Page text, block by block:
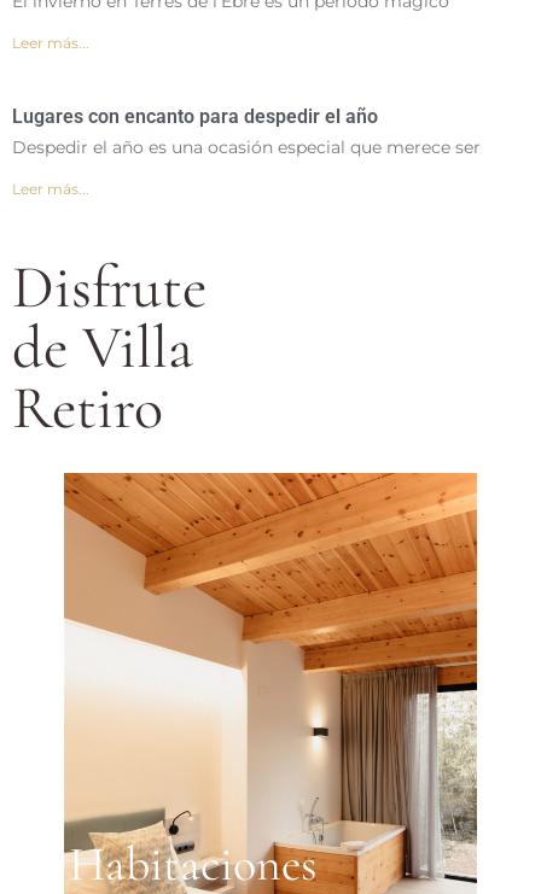
Leer más...
Lugares con encanto para despedir el año
Despedir el año es una ocasión especial que merece ser
Leer más...
Disfrute
de Villa
Retiro
Habitaciones